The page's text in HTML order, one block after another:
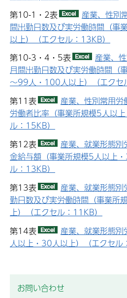
第10-1・2表
産業、性別
間出勤日数及び実労働時間（事
以上）（エクセル：13KB）
第10-3・4・5表
産業、
月間出勤日数及び実労働時間
～99人・100人以上）（エクセ
第11表
産業、性別常用労
労働者比率（事業所規模5人以
ル：15KB）
第12表
産業、就業形態
金給与額（事業所規模5人以上
ル：13KB）
第13表
産業、就業形態
勤日数及び実労働時間（事業所
上）（エクセル：11KB）
第14表
産業、就業形態
人以上・30人以上）（エクセル
お問い合わせ